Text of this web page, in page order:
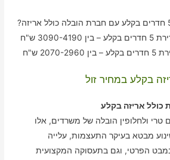
4190 ש"ח
ש"ח
בקלע במחיר זול
כולל אריזה בקלע
ולחלופין הובלה של משרדים, אלו
מבטא בעיקר התעצמות, עלייה
הפרטי, וגם בתעסוקה המקצועית